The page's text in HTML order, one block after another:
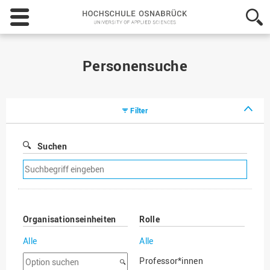
Hochschule
Osnabrück
-
Personensuche
Filter
Suchen
Suchfilter
entfernen
Organisationseinheiten
Alle
Option
Rolle
Alle
Professor*innen